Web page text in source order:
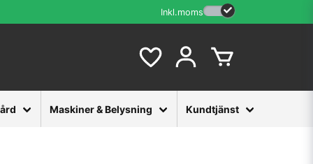
Inkl.moms
Maskiner & Belysning Kundtjänst